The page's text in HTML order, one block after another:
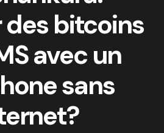
des bitcoins
avec un
sans